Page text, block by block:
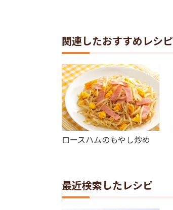
関連したおすすめレシピ
ロースハムのもやし炒め
最近検索したレシピ